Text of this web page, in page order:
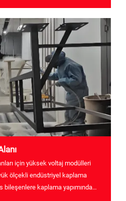
için yüksek voltaj modülleri
ölçekli endüstriyel kaplama
bileşenlere kaplama yapımında